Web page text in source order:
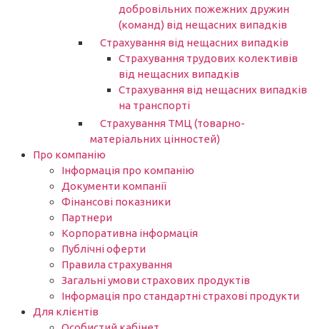
добровільних пожежних дружин
(команд) від нещасних випадків
Страхування від нещасних випадків
Страхування трудових колективів
від нещасних випадків
Страхування від нещасних випадків
на транспорті
Страхування ТМЦ (товарно-
матеріальних цінностей)
Про компанію
Інформація про компанію
Документи компанії
Фінансові показники
Партнери​
Корпоративна інформація
Публічні оферти
Правила страхування
Загальні умови страхових продуктів
Інформація про стандартні страхові продукти
Для клієнтів